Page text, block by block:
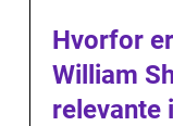
Hvorfor
William
relevante